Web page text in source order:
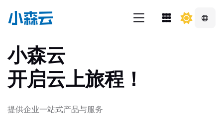
小森云
开启云上旅程！
提供企业一站式产品与服务